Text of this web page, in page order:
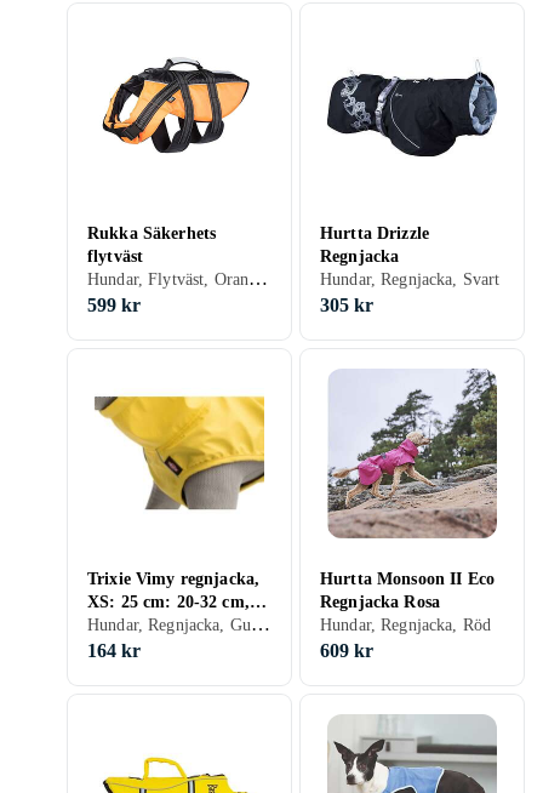
Rukka Säkerhets
flytväst
Hundar, Flytväst, Orange, L
599 kr
Hurtta Drizzle
Regnjacka
Hundar, Regnjacka, Svart
305 kr
Trixie Vimy regnjacka,
XS: 25 cm: 20-32 cm,
gul
Hundar, Regnjacka, Gul, XS
164 kr
Hurtta Monsoon II Eco
Regnjacka Rosa
Hundar, Regnjacka, Röd
609 kr